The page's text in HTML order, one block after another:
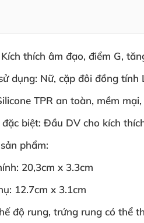
thích âm đạo, điểm G,
dụng: Nữ, cặp đôi đồng tính
TPR an toàn, mềm
đặc biệt: Đầu DV cho kích
phẩm:
20,3cm x 3.3cm
12.7cm x 3.1cm
độ rung, trứng rung có thể